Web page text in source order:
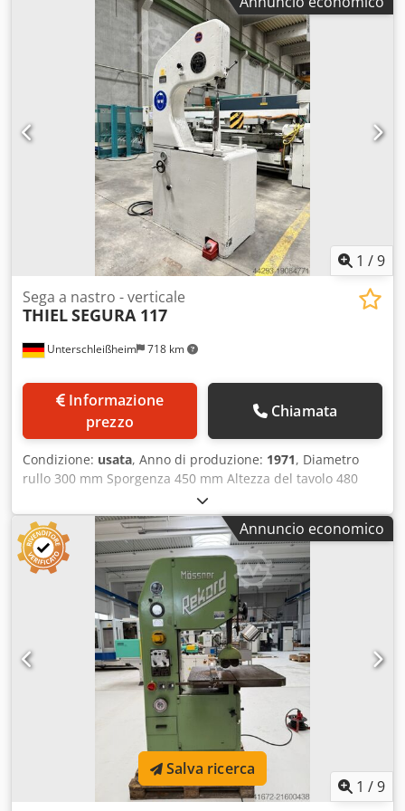
1 /9
Unterschleißheim 718 km
Sega a nastro - verticale
THIELSEGURA 117
prezzo
Chiamata
Condizione: usata, Anno di produzione: 1971, Diametro
rullo 300 mm Sporgenza 450 mm Altezza del tavolo 480
mm Lunghezza lama sega 3350 mm Larghezza lama sega
10 mm Potenza totale richiesta 2,2 kW Peso della macchina
circa 520 chili Dcedpfswhqtdsx Ai Hsk Spazio richiesto ca.
1,00 x 0,70 x 1,85 m Sega per parti della carrozzeria in
lamiera, plastica, ecc. Buona accessibilità della lama della
sega, guidata a mano libera. Velocità di taglio continua fino
a 1000 m/min Saldatrice a strisce IDEAL BS00
Annuncio economico
1 /9
Salva ricerca